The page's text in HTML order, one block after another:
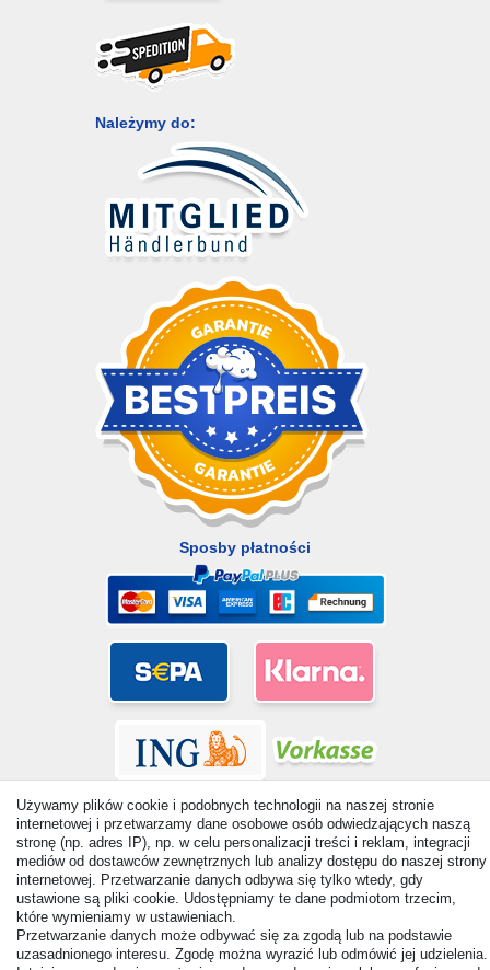
Należymy do:
Sposby płatności
© Copyright 2026 | Wszelkie prawa zastrzezone. - All rights
reserved. Prices incl. VAT. 19% VAT Basic prices see article detail
| * Applies to deliveries to the UK!
Używamy plików cookie i podobnych technologii na naszej stronie
internetowej i przetwarzamy dane osobowe osób odwiedzających naszą
stronę (np. adres IP), np. w celu personalizacji treści i reklam, integracji
mediów od dostawców zewnętrznych lub analizy dostępu do naszej strony
internetowej. Przetwarzanie danych odbywa się tylko wtedy, gdy
ustawione są pliki cookie. Udostępniamy te dane podmiotom trzecim,
które wymieniamy w ustawieniach.
Przetwarzanie danych może odbywać się za zgodą lub na podstawie
uzasadnionego interesu. Zgodę można wyrazić lub odmówić jej udzielenia.